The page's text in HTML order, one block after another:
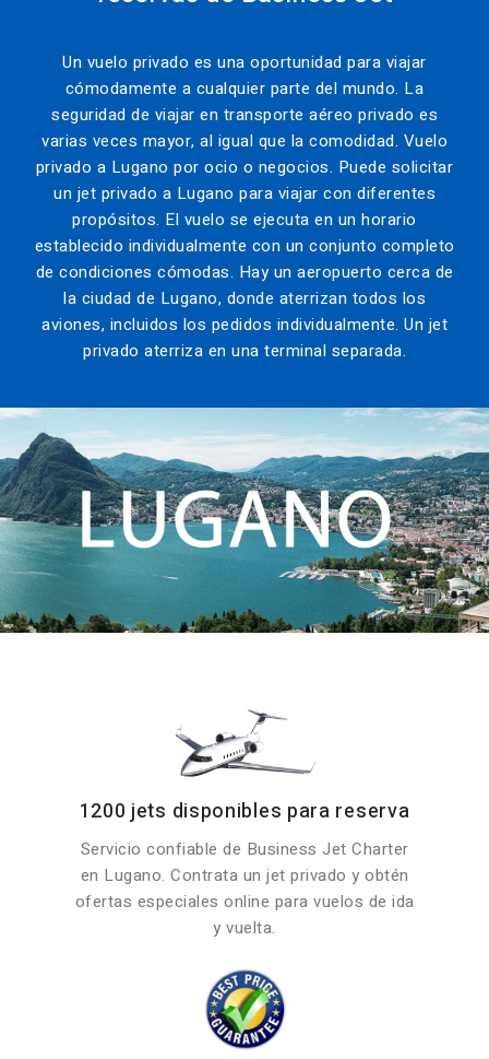
Un vuelo privado es una oportunidad para viajar
cómodamente a cualquier parte del mundo. La
seguridad de viajar en transporte aéreo privado es
varias veces mayor, al igual que la comodidad. Vuelo
privado a Lugano por ocio o negocios. Puede solicitar
un jet privado a Lugano para viajar con diferentes
propósitos. El vuelo se ejecuta en un horario
establecido individualmente con un conjunto completo
de condiciones cómodas. Hay un aeropuerto cerca de
la ciudad de Lugano, donde aterrizan todos los
aviones, incluidos los pedidos individualmente. Un jet
privado aterriza en una terminal separada.
1200 jets disponibles para reserva
Servicio confiable de Business Jet Charter
en Lugano. Contrata un jet privado y obtén
ofertas especiales online para vuelos de ida
y vuelta.